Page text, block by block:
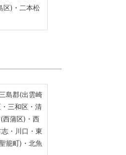
区)・二本松
島郡(出雲崎
三和区・清
西蒲区)・西
・川口・東
籠町)・北魚